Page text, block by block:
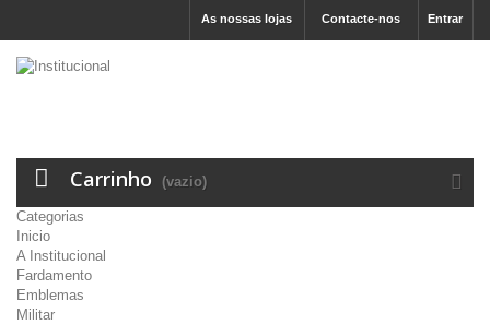
Entrar
Contacte-nos
As nossas lojas
Carrinho (vazio)
Categorias
Inicio
A Institucional
Fardamento
Emblemas
Militar